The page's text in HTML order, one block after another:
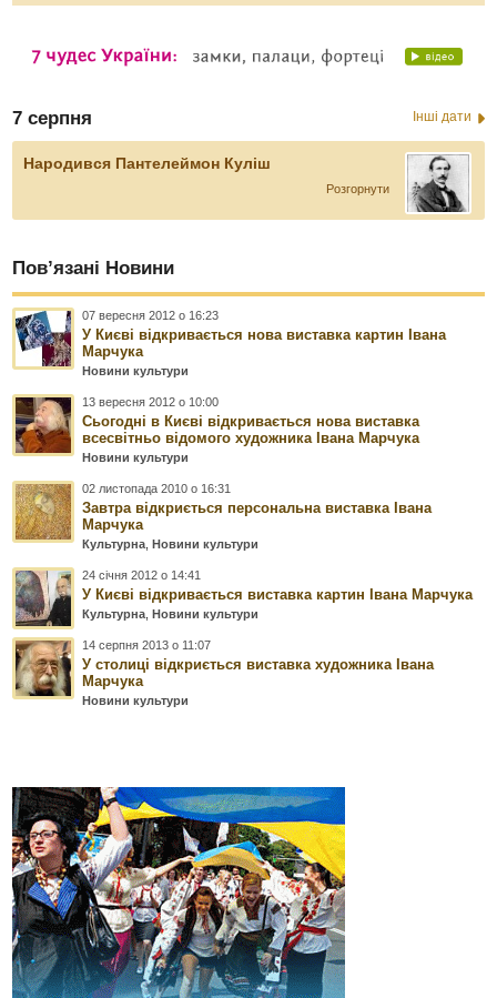
7 серпня Інші дати
Народився Пантелеймон Куліш
Розгорнути
Пов’язані Новини
07 вересня 2012 о 16:23
У Києві відкривається нова виставка картин Івана
Марчука
Новини культури
13 вересня 2012 о 10:00
Сьогодні в Києві відкривається нова виставка
всесвітньо відомого художника Івана Марчука
Новини культури
02 листопада 2010 о 16:31
Завтра відкриється персональна виставка Івана
Марчука
Культурна ,Новини культури
24 січня 2012 о 14:41
У Києві відкривається виставка картин Івана Марчука
Культурна ,Новини культури
14 серпня 2013 о 11:07
У столиці відкриється виставка художника Івана
Марчука
Новини культури